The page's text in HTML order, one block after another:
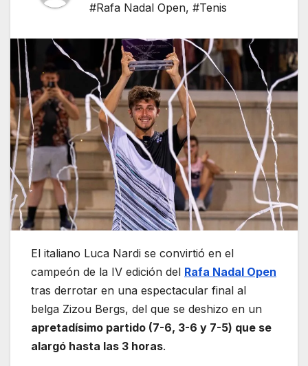
#Rafa Nadal Open, #Tenis
El italiano Luca Nardi se convirtió en el
campeón de la IV edición del Rafa Nadal Open
tras derrotar en una espectacular final al
belga Zizou Bergs, del que se deshizo en un
apretadísimo partido (7-6, 3-6 y 7-5) que se
alargó hasta las 3 horas.